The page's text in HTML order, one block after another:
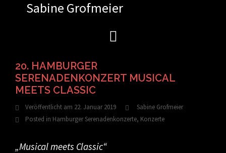
Sabine Grofmeier
20. HAMBURGER
SERENADENKONZERT MUSICAL
MEETS CLASSIC
Veröffentlicht am 22. Januar 2019
Sabine Grofmeier
Posted in Hamburger Serenadenkonzerte, Konzerte
„Musical meets Classic“